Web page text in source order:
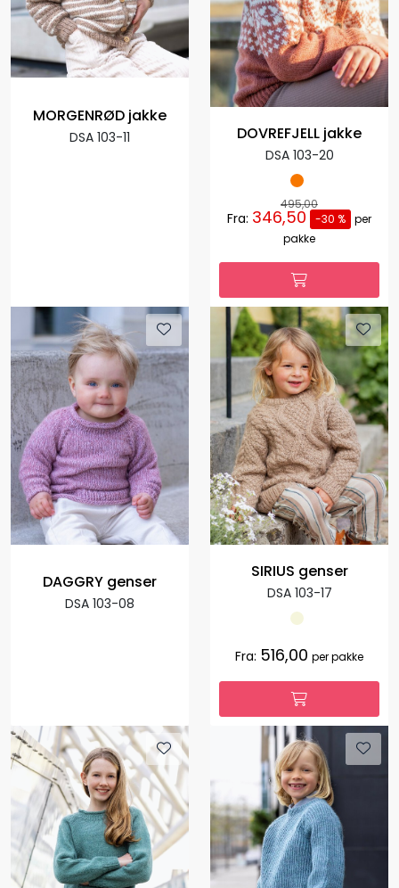
MORGENRØD jakke
DSA 103-11 DOVREFJELL jakke
DSA 103-20
495,00
Fra: 346,50 -30 % per
pakke
DAGGRY genser
DSA 103-08
SIRIUS genser
DSA 103-17
Fra: 516,00 per pakke